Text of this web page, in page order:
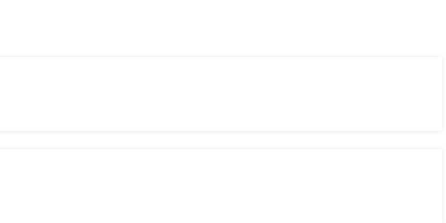
sans complications.
du marché.
des plateformes et des dApps.